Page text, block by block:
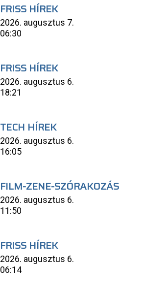
FRISS HÍREK
2026. augusztus 7.
06:30
FRISS HÍREK
2026. augusztus 6.
18:21
TECH HÍREK
2026. augusztus 6.
16:05
FILM-ZENE-SZÓRAKOZÁS
2026. augusztus 6.
11:50
FRISS HÍREK
2026. augusztus 6.
06:14